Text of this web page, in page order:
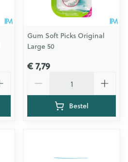
Gum Soft Picks Original
Large 50
€ 7,79
Bestel